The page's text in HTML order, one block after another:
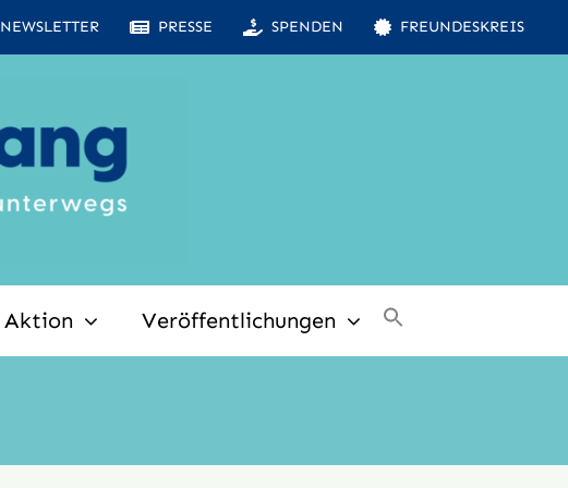
NEWSLETTER PRESSE SPENDEN FREUNDESKREIS
Aktion Veröffentlichungen